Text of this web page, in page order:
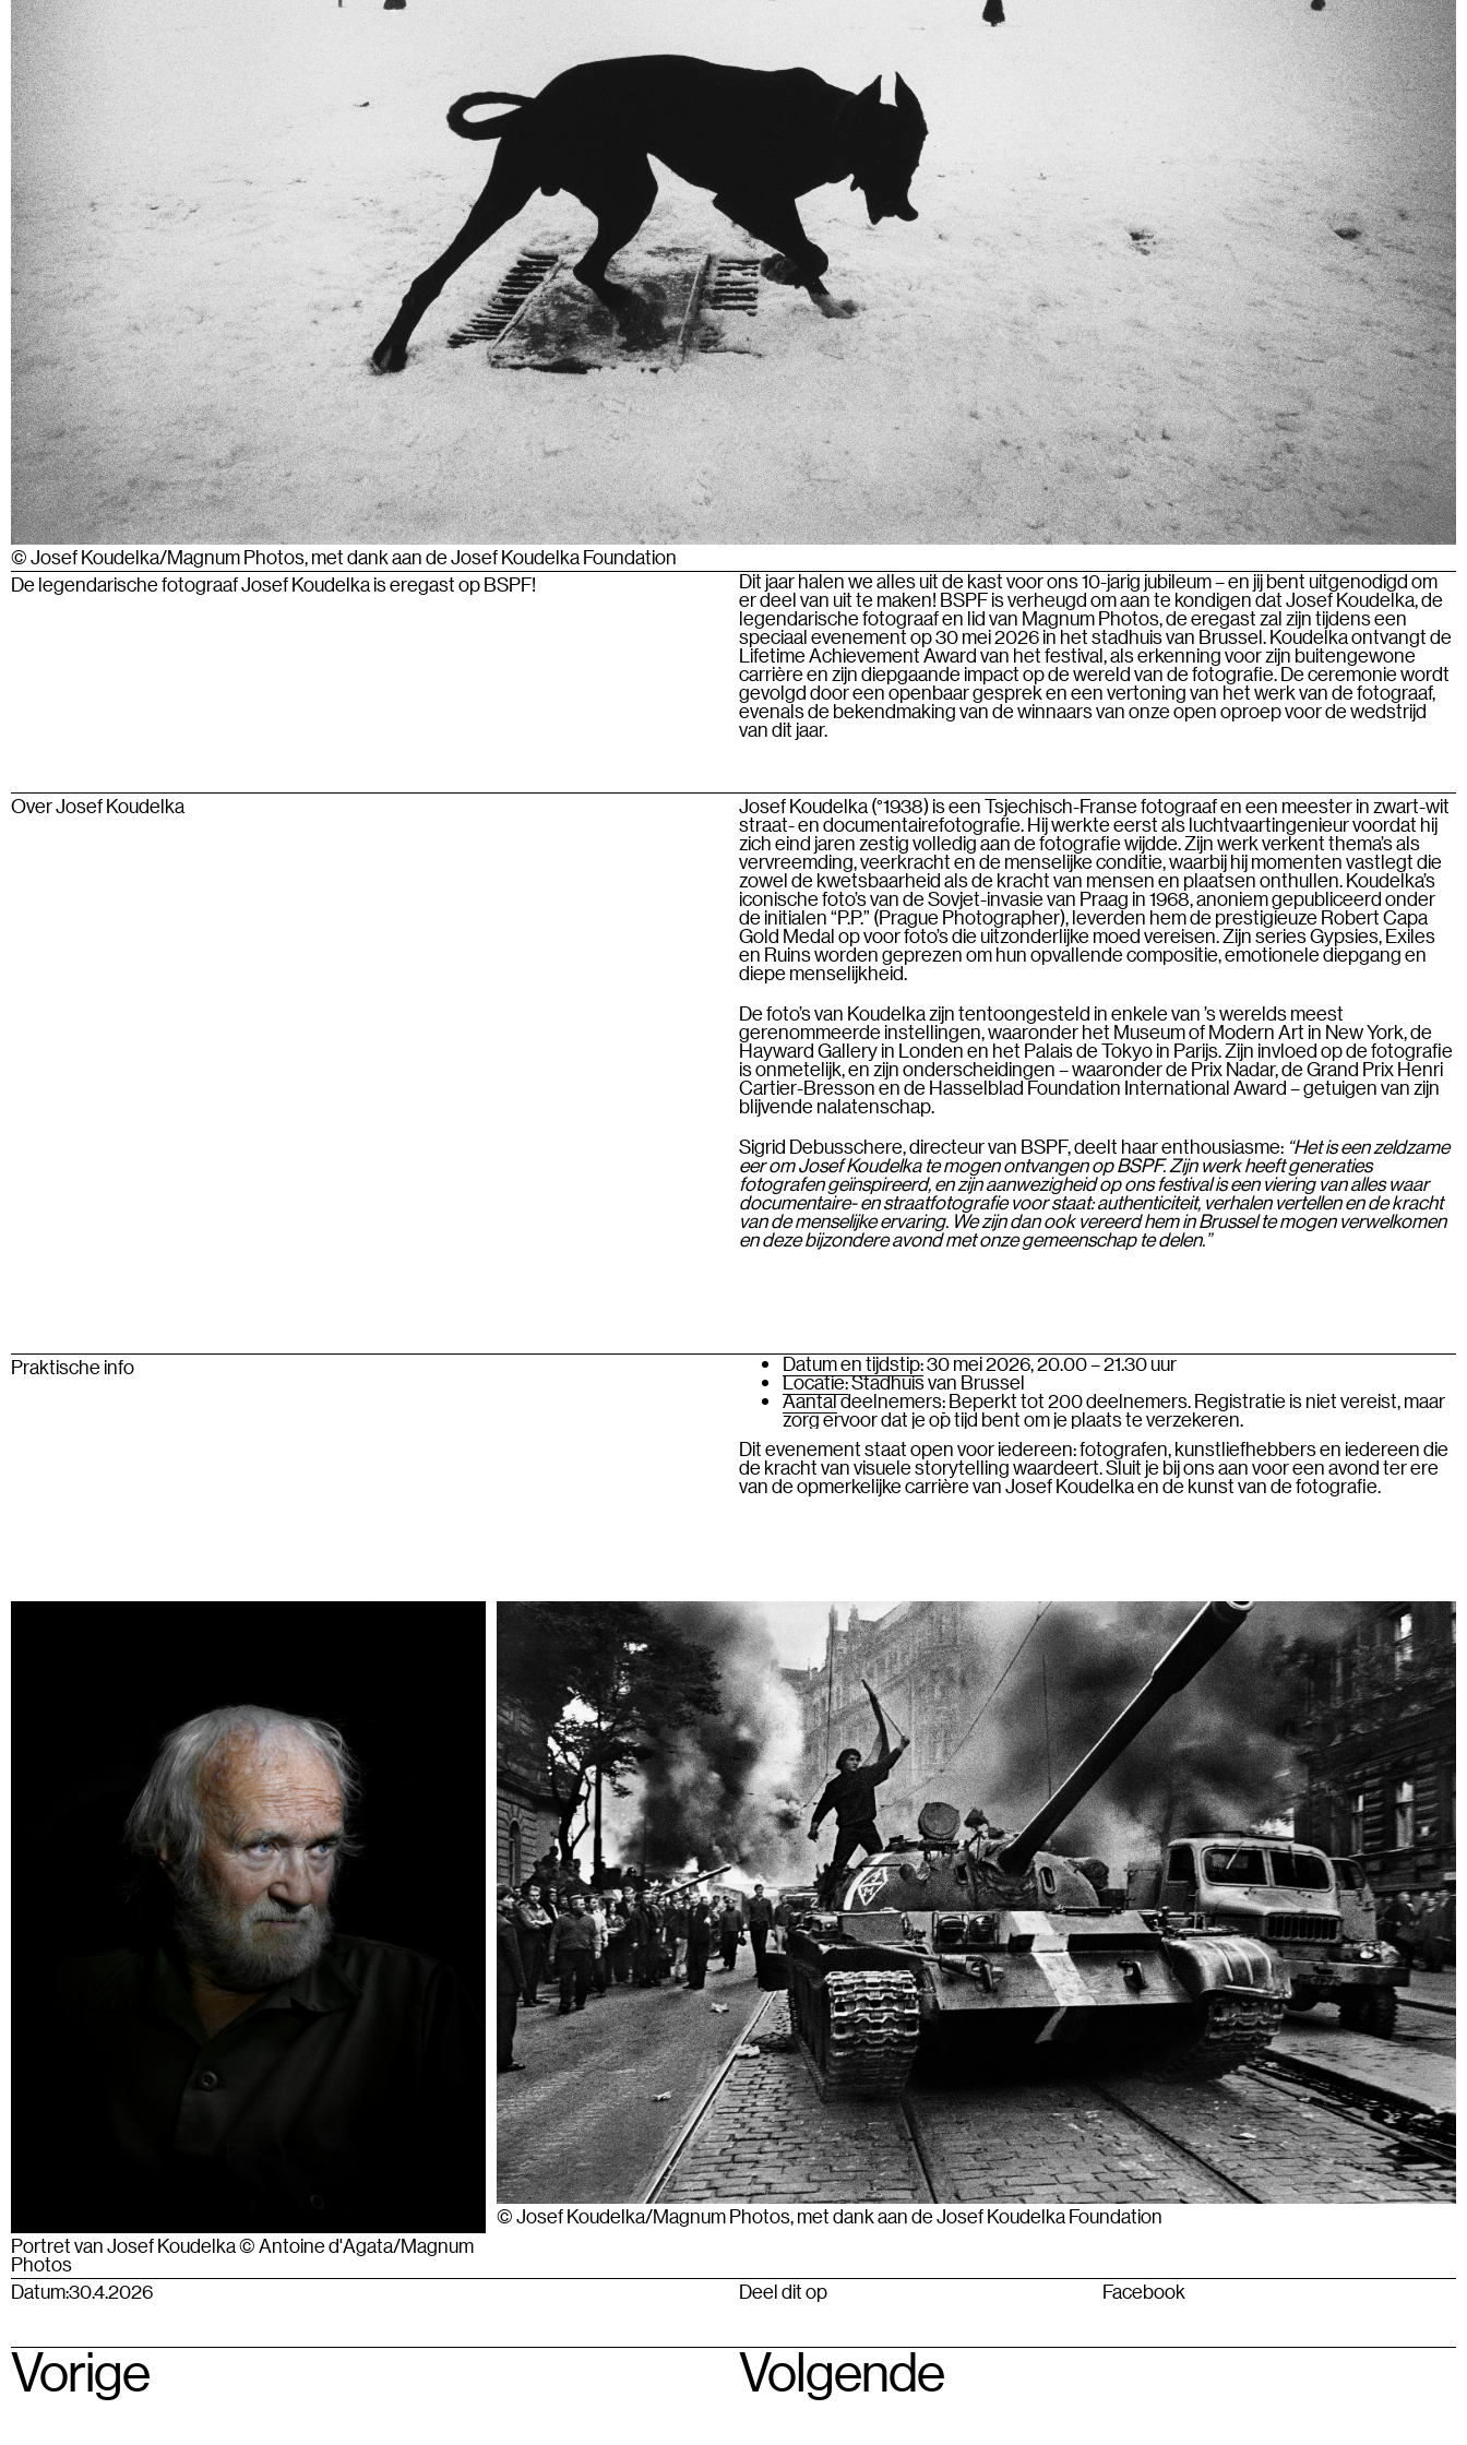
© Josef Koudelka/Magnum Photos, met dank aan de Josef Koudelka Foundation
De legendarische fotograaf Josef Koudelka is eregast op BSPF!
Dit jaar halen we alles uit de kast voor ons 10-jarig jubileum – en jij bent uitgenodigd om
er deel van uit te maken! BSPF is verheugd om aan te kondigen dat Josef Koudelka, de
legendarische fotograaf en lid van Magnum Photos, de eregast zal zijn tijdens een
speciaal evenement op 30 mei 2026 in het stadhuis van Brussel. Koudelka ontvangt de
Lifetime Achievement Award van het festival, als erkenning voor zijn buitengewone
carrière en zijn diepgaande impact op de wereld van de fotografie. De ceremonie wordt
gevolgd door een openbaar gesprek en een vertoning van het werk van de fotograaf,
evenals de bekendmaking van de winnaars van onze open oproep voor de wedstrijd
van dit jaar.
Over Josef Koudelka Josef Koudelka (°1938) is een Tsjechisch-Franse fotograaf en een meester in zwart-wit
straat- en documentairefotografie. Hij werkte eerst als luchtvaartingenieur voordat hij
zich eind jaren zestig volledig aan de fotografie wijdde. Zijn werk verkent thema’s als
vervreemding, veerkracht en de menselijke conditie, waarbij hij momenten vastlegt die
zowel de kwetsbaarheid als de kracht van mensen en plaatsen onthullen. Koudelka’s
iconische foto’s van de Sovjet-invasie van Praag in 1968, anoniem gepubliceerd onder
de initialen “P.P.” (Prague Photographer), leverden hem de prestigieuze Robert Capa
Gold Medal op voor foto’s die uitzonderlijke moed vereisen. Zijn series Gypsies, Exiles
en Ruins worden geprezen om hun opvallende compositie, emotionele diepgang en
diepe menselijkheid.
De foto’s van Koudelka zijn tentoongesteld in enkele van ’s werelds meest
gerenommeerde instellingen, waaronder het Museum of Modern Art in New York, de
Hayward Gallery in Londen en het Palais de Tokyo in Parijs. Zijn invloed op de fotografie
is onmetelijk, en zijn onderscheidingen – waaronder de Prix Nadar, de Grand Prix Henri
Cartier-Bresson en de Hasselblad Foundation International Award – getuigen van zijn
blijvende nalatenschap.
Sigrid Debusschere, directeur van BSPF, deelt haar enthousiasme: “Het is een zeldzame
eer om Josef Koudelka te mogen ontvangen op BSPF. Zijn werk heeft generaties
fotografen geïnspireerd, en zijn aanwezigheid op ons festival is een viering van alles waar
documentaire- en straatfotografie voor staat: authenticiteit, verhalen vertellen en de kracht
van de menselijke ervaring. We zijn dan ook vereerd hem in Brussel te mogen verwelkomen
en deze bijzondere avond met onze gemeenschap te delen.”
Praktische info Datum en tijdstip:30 mei 2026, 20.00 – 21.30 uur
Locatie:Stadhuis van Brussel
Aantaldeelnemers:Beperkt tot 200 deelnemers. Registratie is niet vereist, maar
zorg ervoor dat je op tijd bent om je plaats te verzekeren.
Dit evenement staat open voor iedereen: fotografen, kunstliefhebbers en iedereen die
de kracht van visuele storytelling waardeert. Sluit je bij ons aan voor een avond ter ere
van de opmerkelijke carrière van Josef Koudelka en de kunst van de fotografie.
Portret van Josef Koudelka © Antoine d'Agata/Magnum
Photos
© Josef Koudelka/Magnum Photos, met dank aan de Josef Koudelka Foundation
Datum:30.4.2026 Deel dit op Facebook
Vorige Volgende